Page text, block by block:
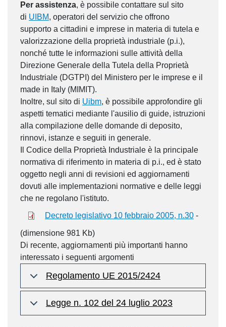
Per assistenza, è possibile contattare sul sito
di UIBM, operatori del servizio che offrono
supporto a cittadini e imprese in materia di tutela e
valorizzazione della proprietà industriale (p.i.),
nonché tutte le informazioni sulle attività della
Direzione Generale della Tutela della Proprietà
Industriale (DGTPI) del Ministero per le imprese e il
made in Italy (MIMIT).
Inoltre, sul sito di Uibm, è possibile approfondire gli
aspetti tematici mediante l'ausilio di guide, istruzioni
alla compilazione delle domande di deposito,
rinnovi, istanze e seguiti in generale.
Il Codice della Proprietà Industriale è la principale
normativa di riferimento in materia di p.i., ed è stato
oggetto negli anni di revisioni ed aggiornamenti
dovuti alle implementazioni normative e delle leggi
che ne regolano l'istituto.
Decreto legislativo 10 febbraio 2005, n.30 -
(dimensione 981 Kb)
Di recente, aggiornamenti più importanti hanno
interessato i seguenti argomenti
Regolamento UE 2015/2424
Legge n. 102 del 24 luglio 2023